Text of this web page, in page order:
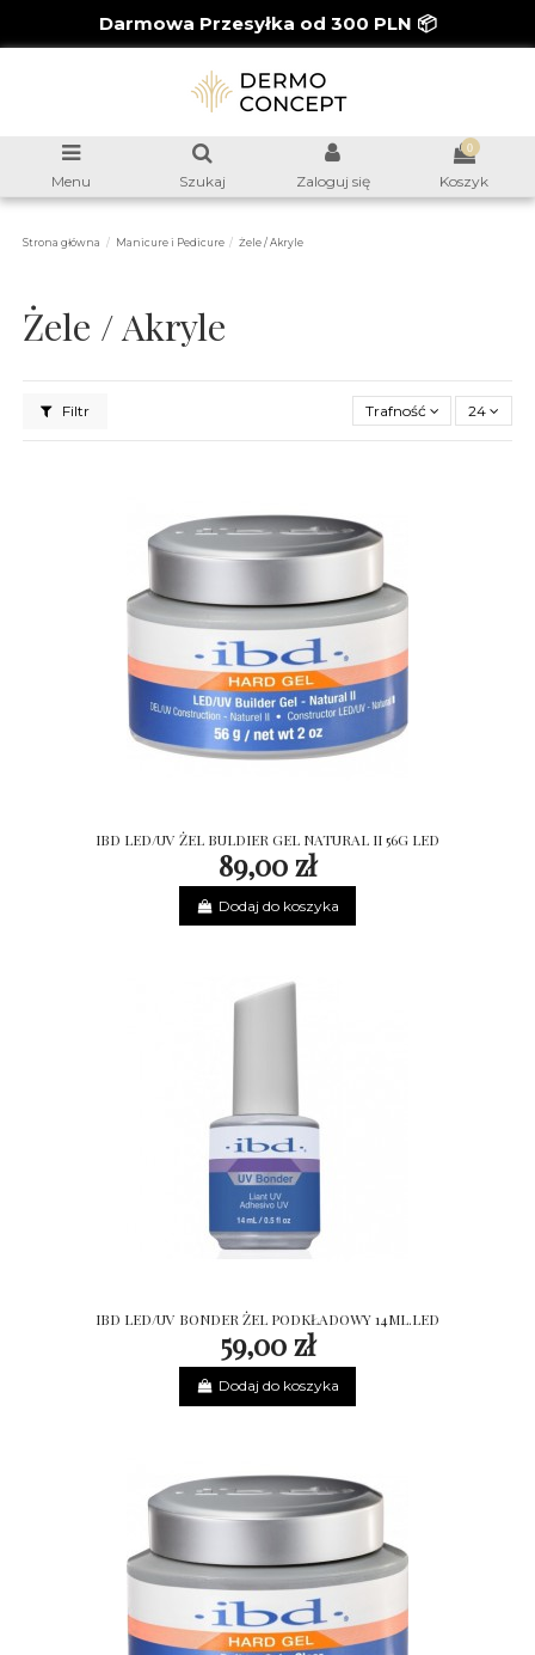
Darmowa Przesyłka od 300 PLN 📦
Menu Szukaj Zaloguj się
0
Koszyk
Strona główna Manicure i Pedicure Żele / Akryle
Żele / Akryle
Filtr Trafność 24
IBD LED/UV ŻEL BULDIER GEL NATURAL II 56G LED
89,00 zł
Dodaj do koszyka
IBD LED/UV BONDER ŻEL PODKŁADOWY 14ML.LED
59,00 zł
Dodaj do koszyka